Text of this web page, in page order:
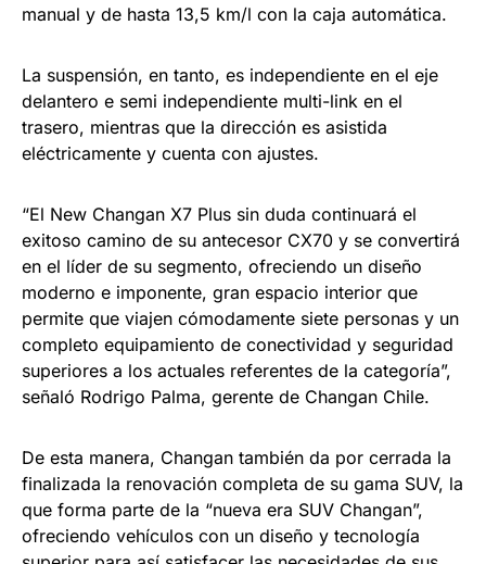
manual y de hasta 13,5 km/l con la caja automática.
La suspensión, en tanto, es independiente en el eje
delantero e semi independiente multi-link en el
trasero, mientras que la dirección es asistida
eléctricamente y cuenta con ajustes.
“El New Changan X7 Plus sin duda continuará el
exitoso camino de su antecesor CX70 y se convertirá
en el líder de su segmento, ofreciendo un diseño
moderno e imponente, gran espacio interior que
permite que viajen cómodamente siete personas y un
completo equipamiento de conectividad y seguridad
superiores a los actuales referentes de la categoría”,
señaló Rodrigo Palma, gerente de Changan Chile.
De esta manera, Changan también da por cerrada la
finalizada la renovación completa de su gama SUV, la
que forma parte de la “nueva era SUV Changan”,
ofreciendo vehículos con un diseño y tecnología